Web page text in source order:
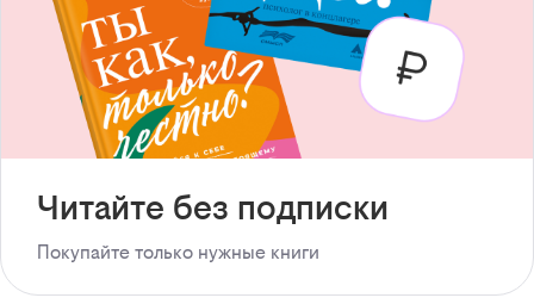
Читайте без подписки
Покупайте только нужные книги